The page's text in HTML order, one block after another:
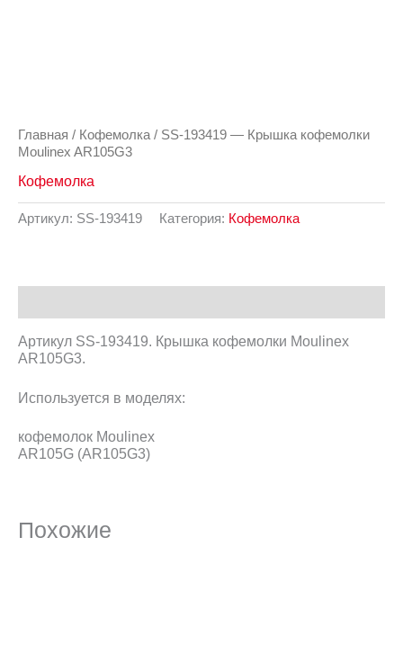
Главная / Кофемолка / SS-193419 — Крышка кофемолки
Moulinex AR105G3
Кофемолка
Артикул: SS-193419 Категория: Кофемолка
Артикул SS-193419. Крышка кофемолки Moulinex
AR105G3.
Используется в моделях:
кофемолок Moulinex
AR105G (AR105G3)
Похожие